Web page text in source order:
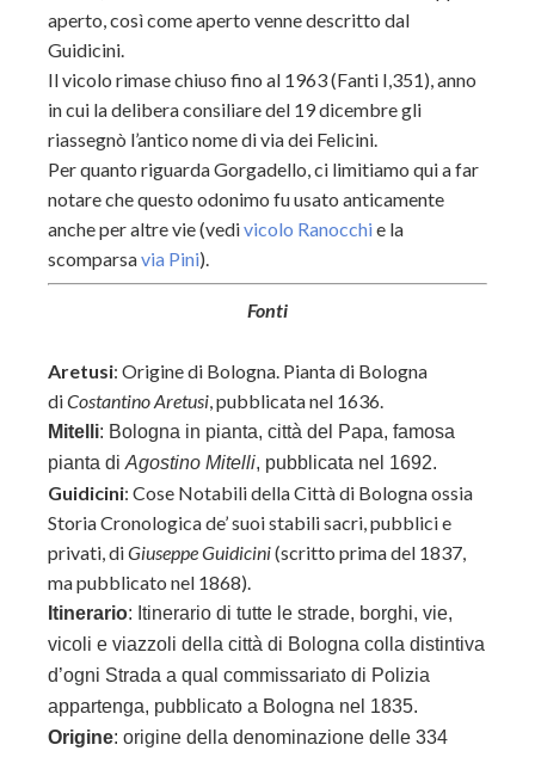
aperto, così come aperto venne descritto dal
Guidicini.
Il vicolo rimase chiuso fino al 1963 (Fanti I,351), anno
in cui la delibera consiliare del 19 dicembre gli
riassegnò l’antico nome di via dei Felicini.
Per quanto riguarda Gorgadello, ci limitiamo qui a far
notare che questo odonimo fu usato anticamente
anche per altre vie (vedivicolo Ranocchie la
scomparsavia Pini).
Fonti
Aretusi: Origine di Bologna. Pianta di Bologna
diCostantino Aretusi, pubblicata nel 1636.
Mitelli: Bologna in pianta, città del Papa, famosa
pianta di Agostino Mitelli, pubblicata nel 1692.
Guidicini: Cose Notabili della Città di Bologna ossia
Storia Cronologica de’ suoi stabili sacri, pubblici e
privati, diGiuseppe Guidicini(scritto prima del 1837,
ma pubblicato nel 1868).
Itinerario: Itinerario di tutte le strade, borghi, vie,
vicoli e viazzoli della città di Bologna colla distintiva
d’ogni Strada a qual commissariato di Polizia
appartenga, pubblicato a Bologna nel 1835.
Origine: origine della denominazione delle 334